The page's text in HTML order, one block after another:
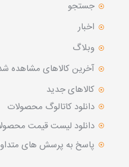
جستجو
اخبار
وبلاگ
آخرین کالاهای مشاهده
کالاهای جدید
دانلود کاتالوگ محصولات
دانلود لیست قیمت
پاسخ به پرسش های